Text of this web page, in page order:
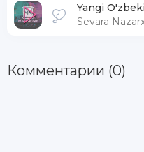
Yangi
Sevara
Комментарии (0)